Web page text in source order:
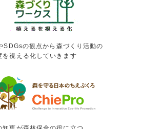
SDGsの観点から森づくり活動の
を視える化していきます